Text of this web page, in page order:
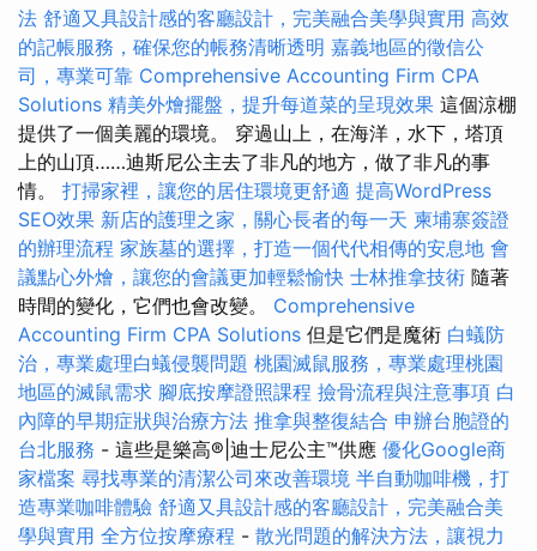
法 舒適又具設計感的客廳設計，完美融合美學與實用 高效
的記帳服務，確保您的帳務清晰透明 嘉義地區的徵信公
司，專業可靠 Comprehensive Accounting Firm CPA
Solutions 精美外燴擺盤，提升每道菜的呈現效果 這個涼棚
提供了一個美麗的環境。 穿過山上，在海洋，水下，塔頂
上的山頂……迪斯尼公主去了非凡的地方，做了非凡的事
情。 打掃家裡，讓您的居住環境更舒適 提高WordPress
SEO效果 新店的護理之家，關心長者的每一天 柬埔寨簽證
的辦理流程 家族墓的選擇，打造一個代代相傳的安息地 會
議點心外燴，讓您的會議更加輕鬆愉快 士林推拿技術 隨著
時間的變化，它們也會改變。 Comprehensive
Accounting Firm CPA Solutions 但是它們是魔術 白蟻防
治，專業處理白蟻侵襲問題 桃園滅鼠服務，專業處理桃園
地區的滅鼠需求 腳底按摩證照課程 撿骨流程與注意事項 白
內障的早期症狀與治療方法 推拿與整復結合 申辦台胞證的
台北服務 - 這些是樂高®|迪士尼公主™供應 優化Google商
家檔案 尋找專業的清潔公司來改善環境 半自動咖啡機，打
造專業咖啡體驗 舒適又具設計感的客廳設計，完美融合美
學與實用 全方位按摩療程 - 散光問題的解決方法，讓視力